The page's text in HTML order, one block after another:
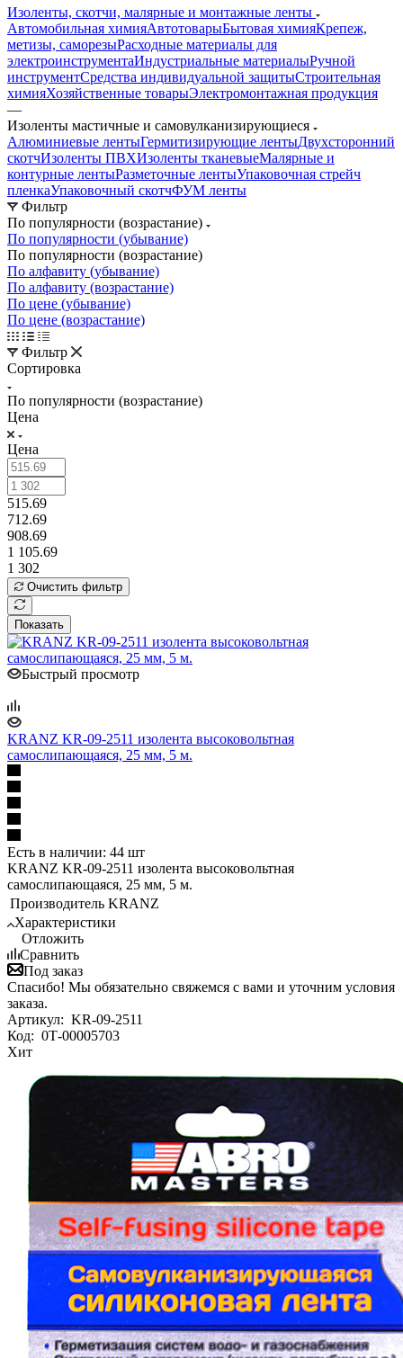
Изоленты, скотчи, малярные и монтажные ленты
Автомобильная химияАвтотоварыБытовая химияКрепеж,
метизы, саморезыРасходные материалы для
электроинструментаИндустриальные материалыРучной
инструментСредства индивидуальной защитыСтроительная
химияХозяйственные товарыЭлектромонтажная продукция
—
Изоленты мастичные и самовулканизирующиеся
Алюминиевые лентыГермитизирующие лентыДвухсторонний
скотчИзоленты ПВХИзоленты тканевыеМалярные и
контурные лентыРазметочные лентыУпаковочная стрейч
пленкаУпаковочный скотчФУМ ленты
Фильтр
По популярности (возрастание)
По популярности (убывание)
По популярности (возрастание)
По алфавиту (убывание)
По алфавиту (возрастание)
По цене (убывание)
По цене (возрастание)
Фильтр
Сортировка
По популярности (возрастание)
Цена
Цена
515.69
712.69
908.69
1 105.69
1 302
Очистить фильтр
Показать
Быстрый просмотр
KRANZ KR-09-2511 изолента высоковольтная
самослипающаяся, 25 мм, 5 м.
Есть в наличии: 44 шт
KRANZ KR-09-2511 изолента высоковольтная
самослипающаяся, 25 мм, 5 м.
Производитель KRANZ
Характеристики
Отложить
Сравнить
Под заказ
Спасибо! Мы обязательно свяжемся с вами и уточним условия
заказа.
Артикул: KR-09-2511
Код: 0Т-00005703
Хит